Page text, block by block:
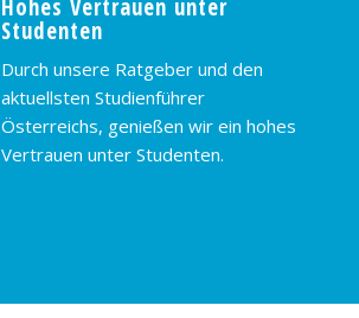
Hohes Vertrauen unter
Studenten
Durch unsere Ratgeber und den
aktuellsten Studienführer
Österreichs, genießen wir ein hohes
Vertrauen unter Studenten.